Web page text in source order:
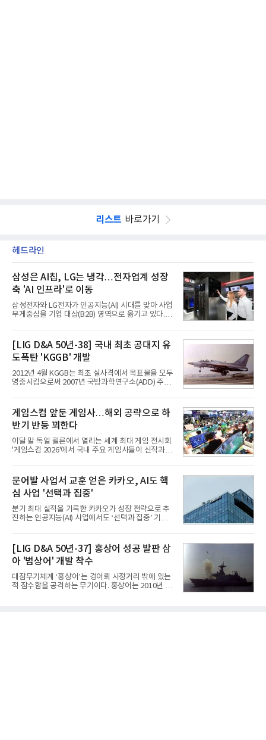
리스트 바로가기
헤드라인
삼성은 AI칩, LG는 냉각…전자업계 성장
축 'AI 인프라'로 이동
삼성전자와 LG전자가 인공지능(AI) 시대를 맞아 사업
무게중심을 기업 대상(B2B) 영역으로 옮기고 있다.
접어든 가운데 삼성전자는 AI 반도체를 중심으로 데
이터센터 생태계 공략을 강화하고 LG전자는 냉각솔
루션·전장·로봇 등 기업용 솔루션 사업 확대에 속도를
내고 있다.9일 업계에 따르면 LG전자는 2분기 생활가
전과 프리미엄 제품 경쟁력에 더해 B2B 사업 확대 효
과로 수익성을 방어한 반면 삼성전자는 디바이스경험
(DX) 부문의 TV·생활가전 수익성이 악화됐다. 대신 삼
사업 확대
[LIG D&A 50년-38] 국내 최초 공대지 유
도폭탄 'KGGB' 개발
2012년 4월 KGGB는 최초 실사격에서 목표물을 모두
명중시킴으로써 2007년 국방과학연구소(ADD) 주관
체로 참여했다. 체계개발에는 총 400여억 원의 개발
비와 62개월의 기간이 소요됐다. 한국형 GPS 유도폭
탄 KGGB(Korea GPS Guided Bomb)는 국내 최초
의 공대지 유도폭탄으로 2012년에 최종 전투용 적합
판정을 받았다.우리 공군이 운용하는 모든 전투기에
탑재할 수 있는 KGGB는 일반목적폭탄(General
Purpose Bomb)에 장착하여 운용토록 개발됐다.이
는 조종사가 휴대하는 명령통신장치(PDU, P
게임스컴 앞둔 게임사…해외 공략으로 하
반기 반등 꾀한다
이달 말 독일 쾰른에서 열리는 세계 최대 게임 전시회
'게임스컴 2026'에서 국내 주요 게임사들이 신작과 글
체별로 엇갈린 가운데 하반기 신작 흥행과 해외 시장
성과가 실적을 좌우할 핵심 변수로 떠오르고 있다.8일
업계에 따르면 올해 상반기 게임업계는 기업별 성적
표가 크게 갈렸다. 대표적으로 크래프톤은 'PUBG: 배
틀그라운드'의 안정적인 성장에 힘입어 상반기 연결
기준 매출 2조6616억원, 영업이익 9725억원으로 역
대 최대 실적을 기록했다. 엔씨도 올해 출시한 '아이온
동기 대
문어발 사업서 교훈 얻은 카카오, AI도 핵
심 사업 '선택과 집중'
분기 최대 실적을 기록한 카카오가 성장 전략으로 추
진하는 인공지능(AI) 사업에서도 ‘선택과 집중’ 기조
라 투자에 나서는 것과 달리, 카카오는 ‘카카오톡’이
라는 플랫폼 경쟁력을 활용한 AI 에이전트 서비스에
집중하는 전략이다. 과거 무리한 사업 확장 과정에서
겪었던 시행착오를 되풀이하지 않고 핵심 역량에 집
중하겠다는 취지로 풀이된다.7일 업계에 따르면 카카
오는 올해 2분기 연결 기준 매출 2조985억원, 영업이
익 2770억원을 기록했다. 전년 동기 대비 매출과 영업
[LIG D&A 50년-37] 홍상어 성공 발판 삼
아 '범상어' 개발 착수
대잠무기체계 ‘홍상어’는 경어뢰 사정거리 밖에 있는
적 잠수함을 공격하는 무기이다. 홍상어는 2010년 넥